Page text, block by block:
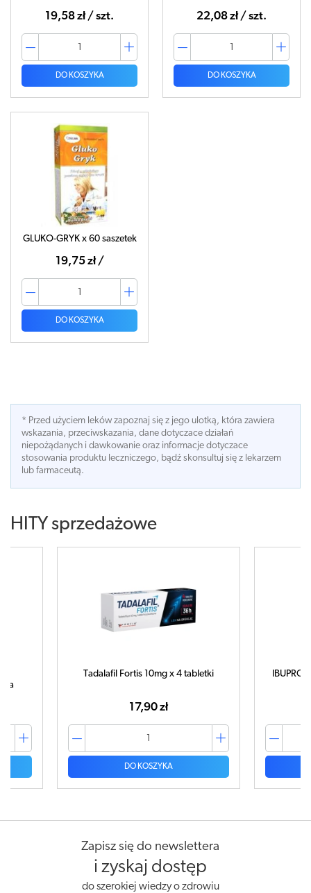
19,58 zł / szt.
DO KOSZYKA
22,08 zł / szt.
DO KOSZYKA
GLUKO-GRYK x 60 saszetek
19,75 zł /
DO KOSZYKA
* Przed użyciem leków zapoznaj się z jego ulotką, która zawiera
wskazania, przeciwskazania, dane dotyczace działań
niepożądanych i dawkowanie oraz informacje dotyczace
stosowania produktu leczniczego, bądź skonsultuj się z lekarzem
lub farmaceutą.
HITY sprzedażowe
Tadalafil Fortis 10mg x 4 tabletki
17,90 zł
DO KOSZYKA
Zapisz się do newslettera
i zyskaj dostęp
do szerokiej wiedzy o zdrowiu